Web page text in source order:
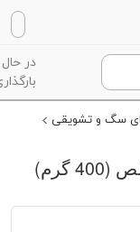
در حال
سگ و تشویقی
گرم)